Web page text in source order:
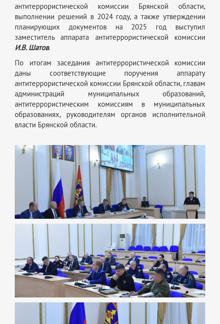
антитеррористической комиссии Брянской области,
выполнении решений в 2024 году, а также утверждении
планирующих документов на 2025 год выступил
заместитель аппарата антитеррористической комиссии
И.В. Шатов.
По итогам заседания антитеррористической комиссии
даны соответствующие поручения аппарату
антитеррористической комиссии Брянской области, главам
администраций муниципальных образований,
антитеррористическим комиссиям в муниципальных
образованиях, руководителям органов исполнительной
власти Брянской области.